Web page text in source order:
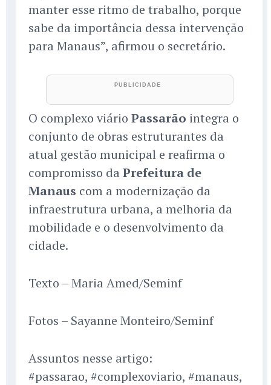
manter esse ritmo de trabalho, porque
sabe da importância dessa intervenção
para Manaus”, afirmou o secretário.
O complexo viário Passarão integra o
conjunto de obras estruturantes da
atual gestão municipal e reafirma o
compromisso da Prefeitura de
Manaus com a modernização da
infraestrutura urbana, a melhoria da
mobilidade e o desenvolvimento da
cidade.
Texto – Maria Amed/Seminf
Fotos – Sayanne Monteiro/Seminf
Assuntos nesse artigo:
#passarao, #complexoviario, #manaus,